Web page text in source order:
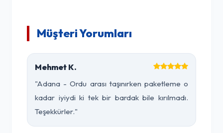
Müşteri Yorumları
Mehmet K.
"Adana - Ordu arası taşınırken paketleme o
kadar iyiydi ki tek bir bardak bile kırılmadı.
Teşekkürler."